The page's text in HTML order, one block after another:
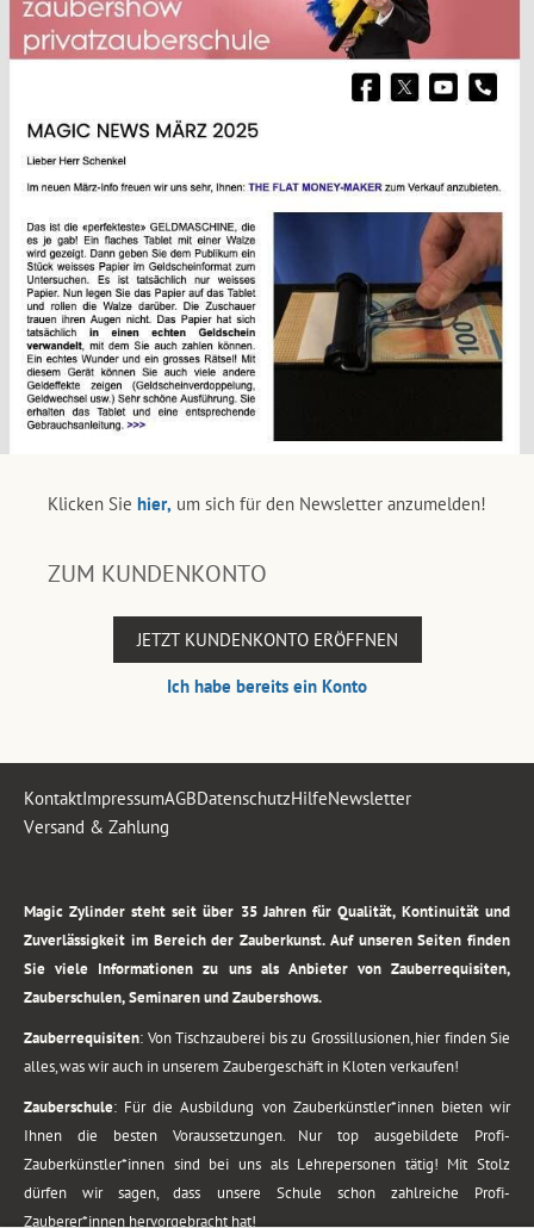
Klicken Sie hier, um sich für den Newsletter anzumelden!
ZUM KUNDENKONTO
JETZT KUNDENKONTO ERÖFFNEN
Ich habe bereits ein Konto
KontaktImpressumAGBDatenschutzHilfeNewsletter
Versand & Zahlung
Magic Zylinder steht seit über 35 Jahren für Qualität, Kontinuität und
Zuverlässigkeit im Bereich der Zauberkunst. Auf unseren Seiten finden
Sie viele Informationen zu uns als Anbieter von Zauberrequisiten,
Zauberschulen, Seminaren und Zaubershows.
Zauberrequisiten: Von Tischzauberei bis zu Grossillusionen, hier finden Sie
alles, was wir auch in unserem Zaubergeschäft in Kloten verkaufen!
Zauberschule: Für die Ausbildung von Zauberkünstler*innen bieten wir
Ihnen die besten Voraussetzungen. Nur top ausgebildete Profi-
Zauberkünstler*innen sind bei uns als Lehrepersonen tätig! Mit Stolz
dürfen wir sagen, dass unsere Schule schon zahlreiche Profi-
Zauberer*innen hervorgebracht hat!